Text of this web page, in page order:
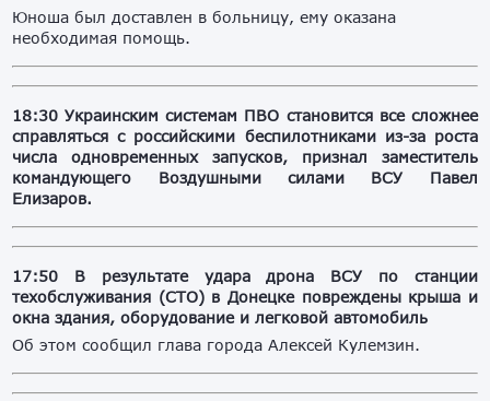
Юноша был доставлен в больницу, ему оказана
необходимая помощь.
18:30 Украинским системам ПВО становится все сложнее
справляться с российскими беспилотниками из-за роста
числа одновременных запусков, признал заместитель
командующего Воздушными силами ВСУ Павел
Елизаров.
17:50 В результате удара дрона ВСУ по станции
техобслуживания (СТО) в Донецке повреждены крыша и
окна здания, оборудование и легковой автомобиль
Об этом сообщил глава города Алексей Кулемзин.